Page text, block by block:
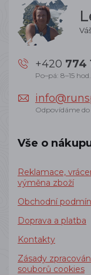
+420 774
Po–pá: 8–15 hod.
Odpovídáme do
Vše o
Reklamace,
výměna zboží
Obchodní
Doprava a platba
Kontakty
Zásady
souborů cookies